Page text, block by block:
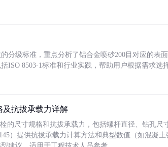
分级标准，重点分析了铝合金喷砂200目对应的表
ISO 8503-1标准和行业实践，帮助用户根据需求选
及抗拔承载力详解
的尺寸规格和抗拔承载力，包括螺杆直径、钻孔
）提供抗拔承载力计算方法和典型数值（如混凝